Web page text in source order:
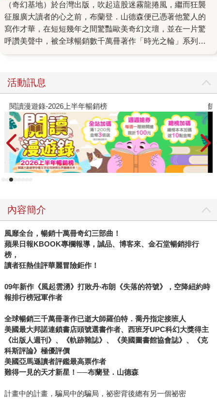
（奇幻基地）於台灣出版，吹起這股迷霧龍捲風，繼而狂襲
征服廣大讀者的心之前，布蘭登．山德森便已憑著他驚人的
寫作才華，在短短幾年之間驚豔歐美奇幻文壇，並在一片驚
呼讚美聲中，被全球暢銷數千萬冊著作「時光之輪」系列已
星，寫作過程並非鋒芒早露，少年得志，儘管他在15歲那
年，第一次在書店接觸到自己的命運之書──《時光之輪1：
世界之眼》便深受吸引，並立志向大師看齊，於心中埋下投
身創作的因子，但他卻直到2005年才以處女作
《2018740640255》（奇幻基地）出道。 而那段沉潛累積的
歲月不是浪費或毫無意義，他決心要進入與喬丹大師所在的
同一殿堂，也就是知名奇幻大出版社Tor，排除旁人的異議，
一心嚮往登上夢想之所。果然在他的一路堅持之下，終於獲
得Tor出版社的編輯費德驚為天人的青睞，簽下了《諸神之
以單一集便一氣呵成說完故事，破除一般奇幻小說給予讀者
資料繁複，故事冗長的高門檻印象，橫掃各大重要的奇幻作
品獎項，除了獲得《浪漫時代》奇幻史詩大獎，並連續入選
2006、2007年美國科奇幻地位最高的新人獎項──約翰．坎伯
新人獎，美國連鎖書店邦諾亦將他的書列為頭號選書，更被
美國亞馬遜讀者票選為最高評價的新人作者！ 接下來在2008
~2009年推出的「迷霧之子三部曲」系列，更是他的生涯攀上
高峰代表作，翻成中文將近一百三十萬字的這套作品，完全
造和縝密的情節設計，建構出格局龐大卻巧妙非凡，前後呼
應的精采奇幻史詩，讓讀者完全不在意其中繁複的金屬魔法
設定，只能跟隨著主角和情節前進，即使全套作品如此長篇
厚重，卻少有人能抗拒閱讀下去的衝動而每每挑燈夜戰，然
後讀完掩卷嘆息失落，有人為書中的角色悵然，有人惋惜這
的才華，成為了他的信徒。 2011年11月8日即將在美上市的
活動訊息
閱讀漫遊錄-2026上半年暢銷榜 飢
內容簡介
風靡全台，暢銷十萬冊奇幻三部曲！
蘋果日報KBOOK專欄報導，誠品、博客來、金石堂暢銷排行
榜，
讀者狂熱佳評華麗冒險鉅作！
09年新作《風起雲湧》打敗丹‧布朗《失落的符號》，空降紐約時
報排行榜冠軍作者
全球暢銷三千萬冊著作已逝大師羅伯特．喬丹指定接班人
美國最大邦諾連鎖書店頭號選書作者、西班牙UPC科幻大獎得主
《出版人週刊》、《軌跡雜誌》、《美國圖書館協會誌》、《克
科斯評論》極優評價
美國亞馬遜讀者評鑑最高票作者
難得一見的天才新星！──布蘭登．山德森
計畫中的計畫，騙局中的騙局，祕密背後總有另一個祕密